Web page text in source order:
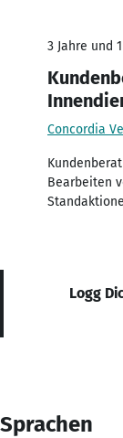
3 Jahre und
Concordia
Bearbeiten
Logg
Sprachen